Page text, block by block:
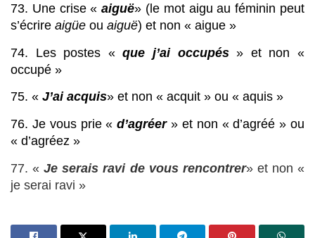
73. Une crise « aiguë» (le mot aigu au féminin peut
s’écrire aigüe ou aiguë) et non « aigue »
74. Les postes « que j’ai occupés » et non «
occupé »
75. « J’ai acquis» et non « acquit » ou « aquis »
76. Je vous prie « d’agréer » et non « d’agréé » ou
« d’agréez »
77. « Je serais ravi de vous rencontrer» et non «
je serai ravi »